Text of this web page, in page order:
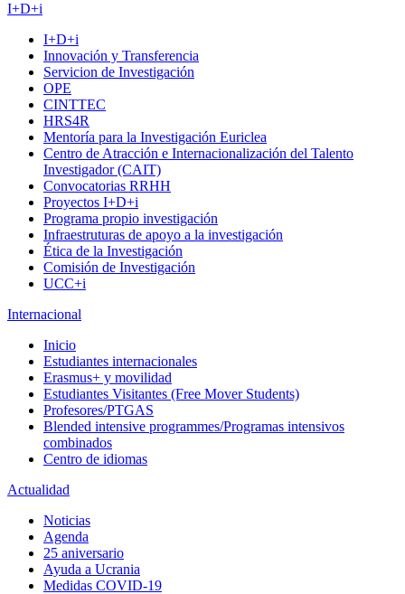
I+D+i
I+D+i
Innovación y Transferencia
Servicion de Investigación
OPE
CINTTEC
HRS4R
Mentoría para la Investigación Euriclea
Centro de Atracción e Internacionalización del Talento
Investigador (CAIT)
Convocatorias RRHH
Proyectos I+D+i
Programa propio investigación
Infraestruturas de apoyo a la investigación
Ética de la Investigación
Comisión de Investigación
UCC+i
Internacional
Inicio
Estudiantes internacionales
Erasmus+ y movilidad
Estudiantes Visitantes (Free Mover Students)
Profesores/PTGAS
Blended intensive programmes/Programas intensivos
combinados
Centro de idiomas
Actualidad
Noticias
Agenda
25 aniversario
Ayuda a Ucrania
Medidas COVID-19